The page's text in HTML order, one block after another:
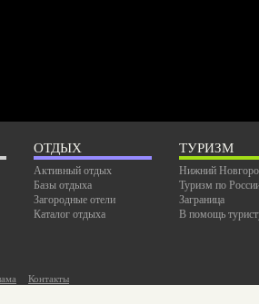
ОТДЫХ
Активный отдых
Базы отдыха
Загородные отели
Каталог отдыха
ТУРИЗМ
Нижний
Туризм по
Заграница
В помощь
Контакты